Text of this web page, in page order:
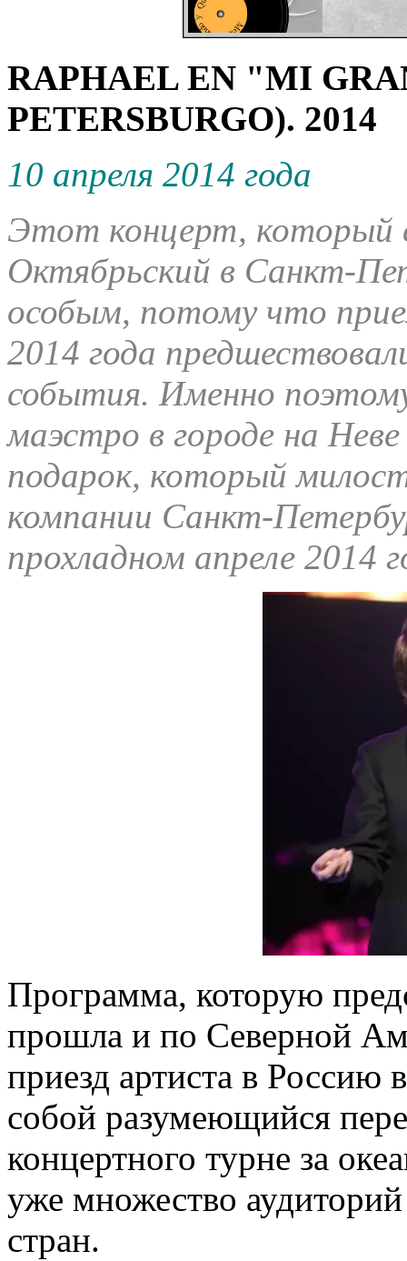
RAPHAEL EN "MI
PETERSBURGO). 2014
10 апреля 2014 года
Этот концерт, который
Октябрьский в Санкт-
особым, потому что
2014 года
события. Именно
маэстро в городе на
подарок, который
компании Санкт-
прохладном апреле 2014
Программа, которую
прошла и по Северной
приезд артиста в Россию
собой разумеющийся
концертного турне за
уже множество
стран.